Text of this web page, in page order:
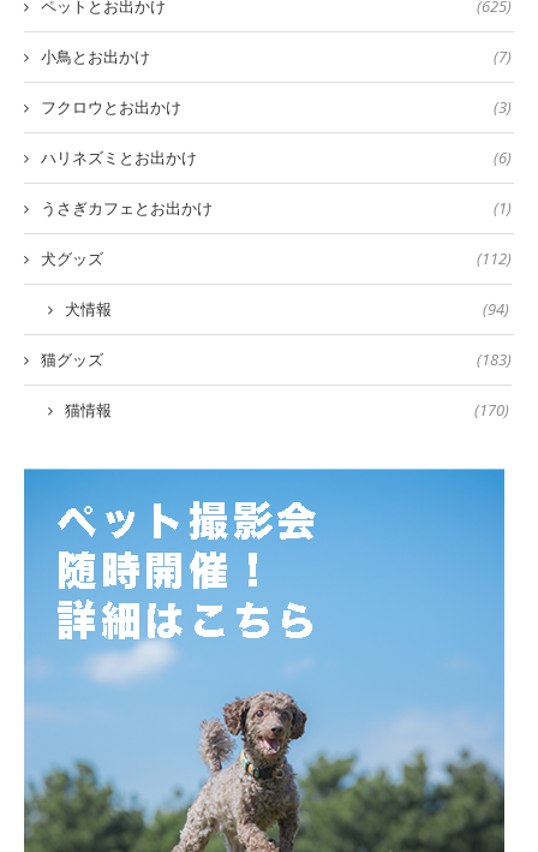
ペットとお出かけ (625)
小鳥とお出かけ (7)
フクロウとお出かけ (3)
ハリネズミとお出かけ (6)
うさぎカフェとお出かけ (1)
犬グッズ (112)
犬情報 (94)
猫グッズ (183)
猫情報 (170)